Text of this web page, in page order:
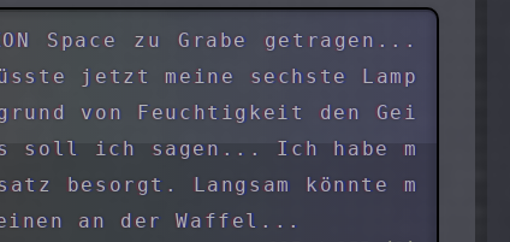
Space zu Grabe getragen...
jetzt meine sechste Lamp
von Feuchtigkeit den Gei
soll ich sagen... Ich habe m
besorgt. Langsam könnte m
an der Waffel...